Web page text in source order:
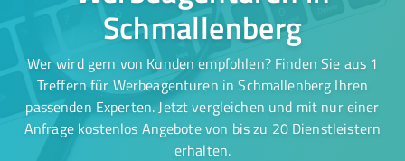
Schmallenberg
Wer wird gern von Kunden empfohlen? Finden Sie aus 1
Treffern für Werbeagenturen in Schmallenberg Ihren
passenden Experten. Jetzt vergleichen und mit nur einer
Anfrage kostenlos Angebote von bis zu 20 Dienstleistern
erhalten.